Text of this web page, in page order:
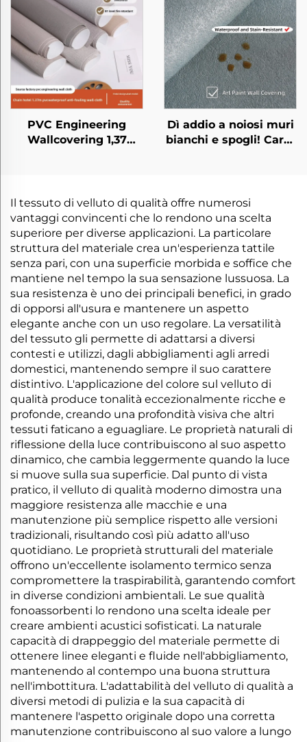
luce, tenda antivento e
termica per camera da
letto e soggiorno
con texture tattile,
ideale per la testiera
del letto in camera da
letto, materiale
ecologico, disponibile
in molteplici colori
PVC Engineering
Wallcovering 1,37
rivestimento murale
ignifugo, produttore,
tessuto non tessuto,
2,8 metri
Dì addio a noiosi muri
bianchi e spogli! Carta
texture naturali
Il tessuto di velluto di qualità offre numerosi
vantaggi convincenti che lo rendono una scelta
superiore per diverse applicazioni. La particolare
struttura del materiale crea un'esperienza tattile
senza pari, con una superficie morbida e soffice che
mantiene nel tempo la sua sensazione lussuosa. La
sua resistenza è uno dei principali benefici, in grado
di opporsi all'usura e mantenere un aspetto
elegante anche con un uso regolare. La versatilità
del tessuto gli permette di adattarsi a diversi
contesti e utilizzi, dagli abbigliamenti agli arredi
domestici, mantenendo sempre il suo carattere
distintivo. L'applicazione del colore sul velluto di
qualità produce tonalità eccezionalmente ricche e
profonde, creando una profondità visiva che altri
tessuti faticano a eguagliare. Le proprietà naturali di
riflessione della luce contribuiscono al suo aspetto
dinamico, che cambia leggermente quando la luce
si muove sulla sua superficie. Dal punto di vista
pratico, il velluto di qualità moderno dimostra una
maggiore resistenza alle macchie e una
manutenzione più semplice rispetto alle versioni
tradizionali, risultando così più adatto all'uso
quotidiano. Le proprietà strutturali del materiale
offrono un'eccellente isolamento termico senza
compromettere la traspirabilità, garantendo comfort
in diverse condizioni ambientali. Le sue qualità
fonoassorbenti lo rendono una scelta ideale per
creare ambienti acustici sofisticati. La naturale
capacità di drappeggio del materiale permette di
ottenere linee eleganti e fluide nell'abbigliamento,
mantenendo al contempo una buona struttura
nell'imbottitura. L'adattabilità del velluto di qualità a
diversi metodi di pulizia e la sua capacità di
mantenere l'aspetto originale dopo una corretta
manutenzione contribuiscono al suo valore a lungo